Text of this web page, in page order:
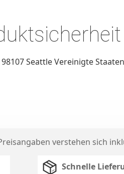
98107 Seattle Vereinigte
verstehen sich
Schnelle